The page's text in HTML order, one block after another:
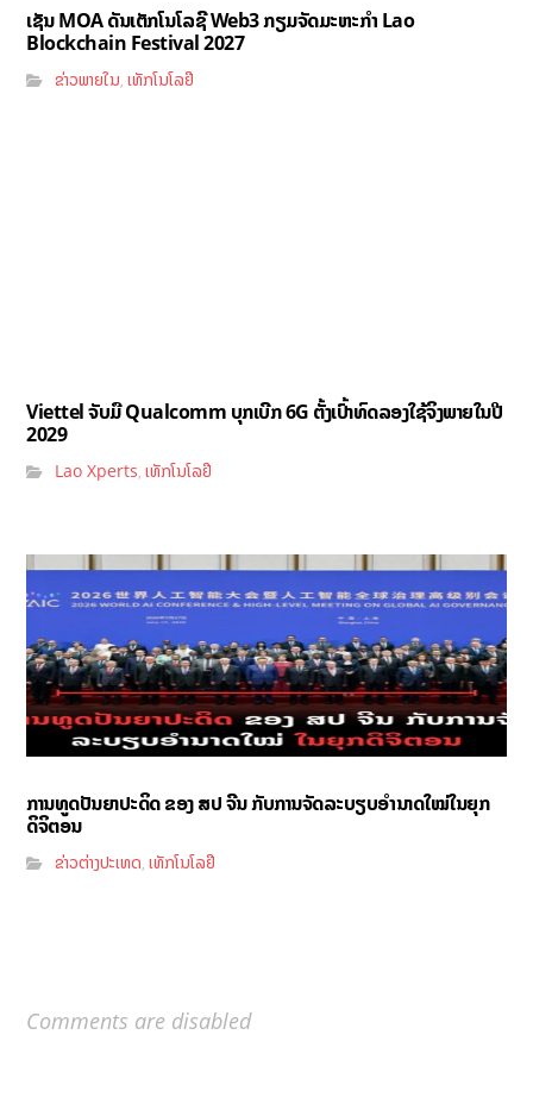
ເຊັນ MOA ດັນເຕັກໂນໂລຊີ Web3 ກຽມຈັດມະຫະກຳ Lao
Blockchain Festival 2027
ຂ່າວພາຍໃນ,ເທັກໂນໂລຢີ
Viettel ຈັບມື Qualcomm ບຸກເບີກ 6G ຕັ້ງເປົ້າທົດລອງໃຊ້ຈິງພາຍໃນປີ
2029
Lao Xperts,ເທັກໂນໂລຢີ
ການທູດປັນຍາປະດິດ ຂອງ ສປ ຈີນ ກັບການຈັດລະບຽບອຳນາດໃໝ່ໃນຍຸກ
ດິຈິຕອນ
ຂ່າວຕ່າງປະເທດ,ເທັກໂນໂລຢີ
Comments are disabled